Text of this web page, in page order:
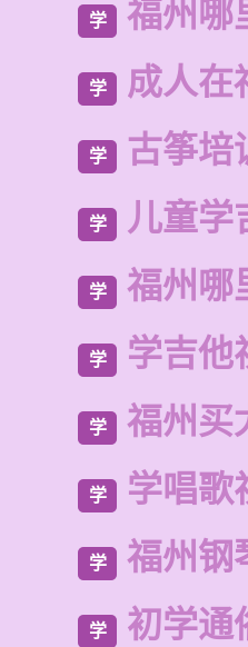
学 福州哪
学 成人在
学 古筝培
学 儿童学
学 福州哪
学 学吉他
学 福州买
学 学唱歌
学 福州钢
学 初学通